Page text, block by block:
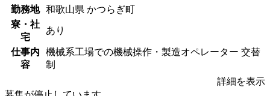
勤務地
和歌山県 かつらぎ町
寮・社
宅
あり
仕事内
容
機械系工場での機械操作・製造オペレーター 交替
制
詳細を表示